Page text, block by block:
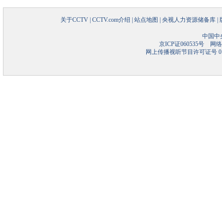
关于CCTV CCTV.com介绍 站点地图 央视人力资源储备库
中国中
京ICP证060535号网络
网上传播视听节目许可证号